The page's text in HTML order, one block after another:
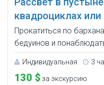
квадроциклах
Прокатиться по
бедуинов и
Индивидуальная 3
130 $ за экскурсию